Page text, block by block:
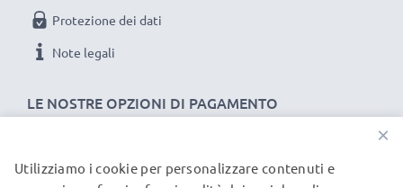
LE NOSTRE OPZIONI DI PAGAMENTO
Protezione dei dati
Note legali
I NOSTRI PARTNER DI SPEDIZIONE
×
Utilizziamo i cookie per personalizzare contenuti e